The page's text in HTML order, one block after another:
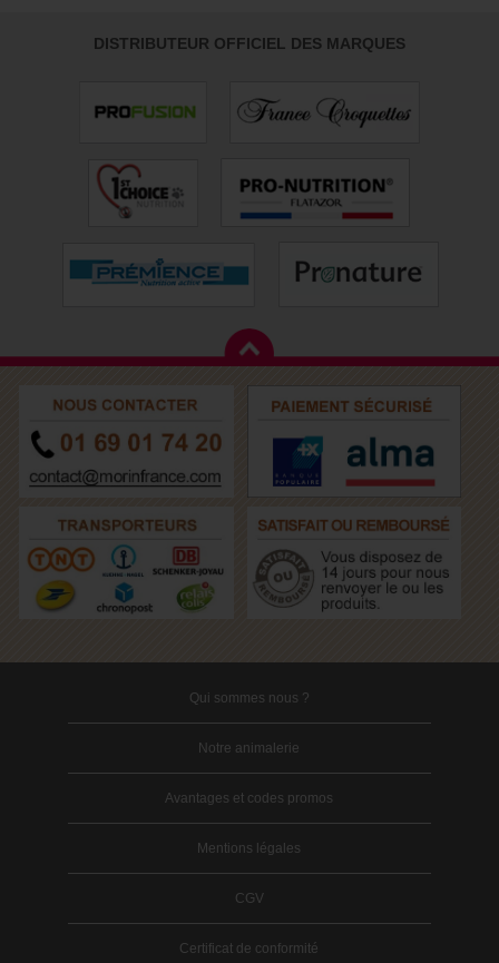
DISTRIBUTEUR OFFICIEL DES MARQUES
Qui sommes nous ?
Notre animalerie
Avantages et codes promos
Mentions légales
CGV
Certificat de conformité